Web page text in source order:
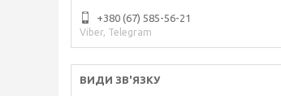
+380 (67) 585-56-21
Viber, Telegram